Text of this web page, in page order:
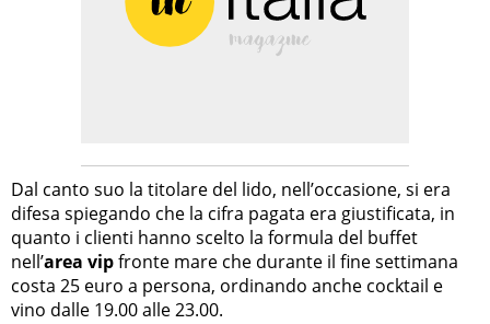
Dal canto suo la titolare del lido, nell’occasione, si era
difesa spiegando che la cifra pagata era giustificata, in
quanto i clienti hanno scelto la formula del buffet
nell’area vipfronte mare che durante il fine settimana
costa 25 euro a persona, ordinando anche cocktail e
vino dalle 19.00 alle 23.00.